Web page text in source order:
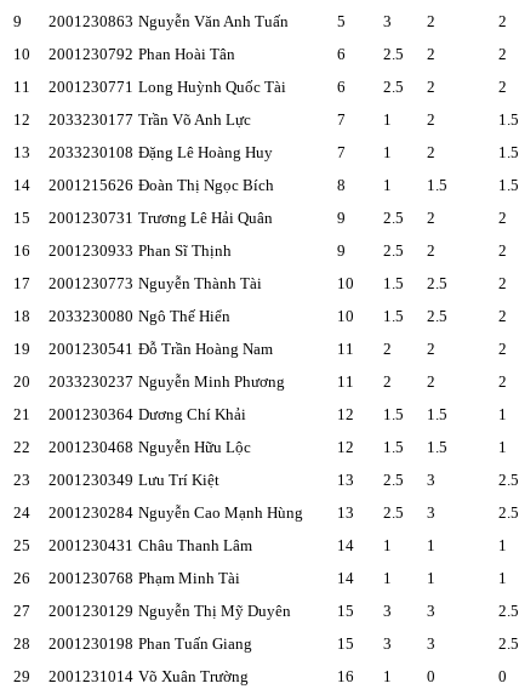
9
2001230863 Nguyễn Văn Anh Tuấn 5 3 2 2
10
2001230792 Phan Hoài Tân 6 2.5 2 2
11
2001230771 Long Huỳnh Quốc Tài 6 2.5 2 2
12
2033230177 Trần Võ Anh Lực 7 1 2 1.5
13
2033230108 Đặng Lê Hoàng Huy 7 1 2 1.5
14
2001215626 Đoàn Thị Ngọc Bích 8 1 1.5 1.5
15
2001230731 Trương Lê Hải Quân 9 2.5 2 2
16
2001230933 Phan Sĩ Thịnh 9 2.5 2 2
17
2001230773 Nguyễn Thành Tài 10 1.5 2.5 2
18
2033230080 Ngô Thế Hiển 10 1.5 2.5 2
19
2001230541 Đỗ Trần Hoàng Nam 11 2 2 2
20
2033230237 Nguyễn Minh Phương 11 2 2 2
21
2001230364 Dương Chí Khải 12 1.5 1.5 1
22
2001230468 Nguyễn Hữu Lộc 12 1.5 1.5 1
23
2001230349 Lưu Trí Kiệt 13 2.5 3 2.5
24
2001230284 Nguyễn Cao Mạnh Hùng 13 2.5 3 2.5
25
2001230431 Châu Thanh Lâm 14 1 1 1
26
2001230768 Phạm Minh Tài 14 1 1 1
27
2001230129 Nguyễn Thị Mỹ Duyên 15 3 3 2.5
28
2001230198 Phan Tuấn Giang 15 3 3 2.5
29
2001231014 Võ Xuân Trường 16 1 0 0